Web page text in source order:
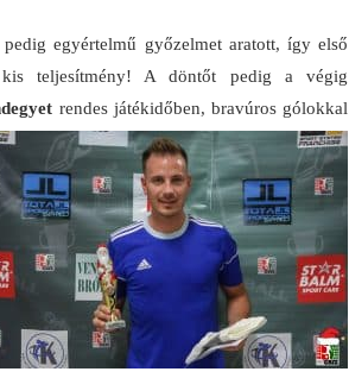
pedig egyértelmű győzelmet aratott, így első
teljesítmény! A döntőt pedig a végig
rendes játékidőben, bravúros gólokkal